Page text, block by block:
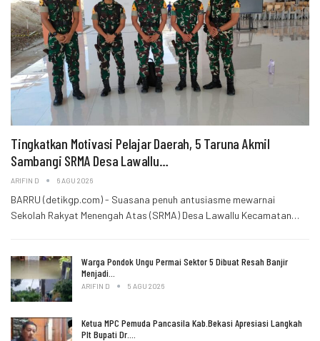
Tingkatkan Motivasi Pelajar Daerah, 5 Taruna Akmil
Sambangi SRMA Desa Lawallu…
ARIFIN D 6 AGU 2026
BARRU (detikgp.com) - Suasana penuh antusiasme mewarnai
Sekolah Rakyat Menengah Atas (SRMA) Desa Lawallu Kecamatan…
Warga Pondok Ungu Permai Sektor 5 Dibuat Resah Banjir
Menjadi…
ARIFIN D 5 AGU 2026
Ketua MPC Pemuda Pancasila Kab.Bekasi Apresiasi Langkah
Plt Bupati Dr.…